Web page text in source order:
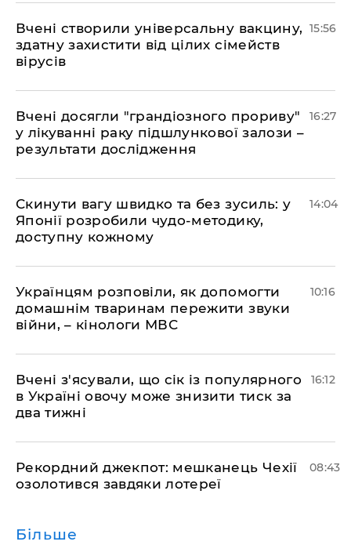
Вчені створили універсальну вакцину,
здатну захистити від цілих сімейств
вірусів
15:56
Вчені досягли "грандіозного прориву"
у лікуванні раку підшлункової залози –
результати дослідження
16:27
Скинути вагу швидко та без зусиль: у
Японії розробили чудо-методику,
доступну кожному
14:04
Українцям розповіли, як допомогти
домашнім тваринам пережити звуки
війни, – кінологи МВС
10:16
Вчені з'ясували, що сік із популярного
в Україні овочу може знизити тиск за
два тижні
16:12
Рекордний джекпот: мешканець Чехії
озолотився завдяки лотереї
08:43
Більше